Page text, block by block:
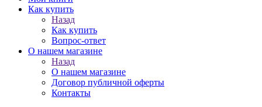
Как купить
Назад
Как купить
Вопрос-ответ
О нашем магазине
Назад
О нашем магазине
Договор публичной оферты
Контакты